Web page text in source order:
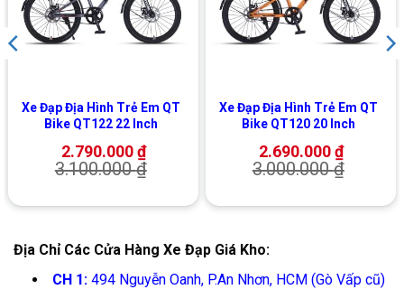
Xe Đạp Địa Hình Trẻ Em QT
Bike QT122 22 Inch
2.790.000₫
3.100.000₫
Xe Đạp Địa Hình Trẻ Em QT
Bike QT120 20 Inch
2.690.000₫
3.000.000₫
Địa Chỉ Các Cửa Hàng Xe Đạp Giá Kho:
CH 1:494 Nguyễn Oanh, P.An Nhơn, HCM (Gò Vấp cũ)